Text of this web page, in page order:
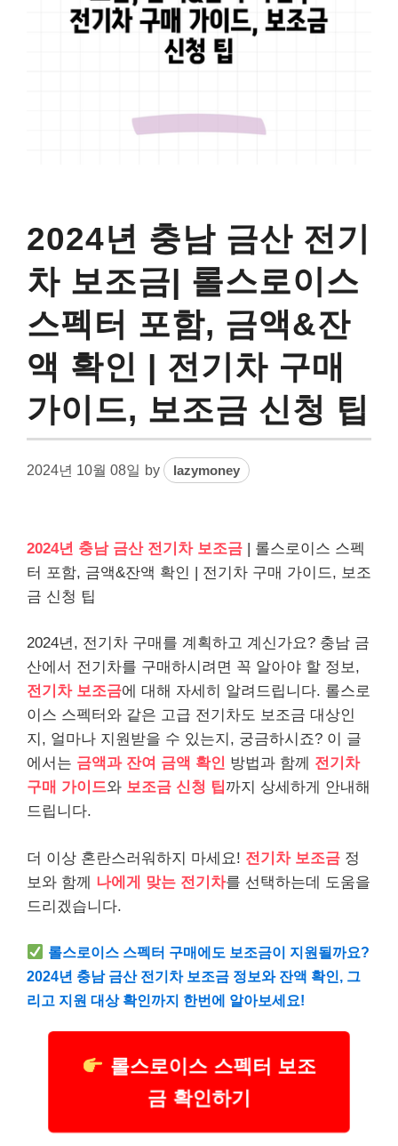
2024년 충남 금산 전기
차 보조금| 롤스로이스
스펙터 포함, 금액&잔
액 확인 | 전기차 구매
가이드, 보조금 신청 팁
2024년 10월 08일 by lazymoney
2024년 충남 금산 전기차 보조금 | 롤스로이스 스펙
터 포함, 금액&잔액 확인 | 전기차 구매 가이드, 보조
금 신청 팁
2024년, 전기차 구매를 계획하고 계신가요? 충남 금
산에서 전기차를 구매하시려면 꼭 알아야 할 정보,
전기차 보조금에 대해 자세히 알려드립니다. 롤스로
이스 스펙터와 같은 고급 전기차도 보조금 대상인
지, 얼마나 지원받을 수 있는지, 궁금하시죠? 이 글
에서는 금액과 잔여 금액 확인 방법과 함께 전기차
구매 가이드와 보조금 신청 팁까지 상세하게 안내해
드립니다.
더 이상 혼란스러워하지 마세요! 전기차 보조금 정
보와 함께 나에게 맞는 전기차를 선택하는데 도움을
드리겠습니다.
롤스로이스 스펙터 구매에도 보조금이 지원될까요?
2024년 충남 금산 전기차 보조금 정보와 잔액 확인, 그
리고 지원 대상 확인까지 한번에 알아보세요!
롤스로이스 스펙터 보조
금 확인하기